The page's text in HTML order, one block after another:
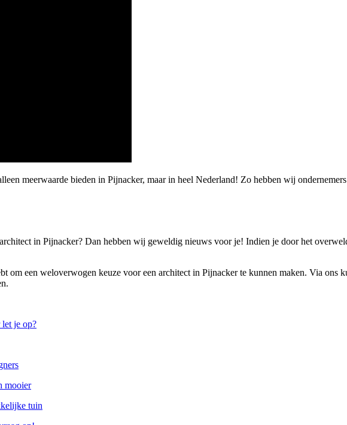
meerwaarde bieden in Pijnacker, maar in heel Nederland! Zo hebben wij
in Pijnacker? Dan hebben wij geweldig nieuws voor je! Indien je door het
om een weloverwogen keuze voor een architect in Pijnacker te kunnen maken. Via ons
let je op?
mooier
tuin